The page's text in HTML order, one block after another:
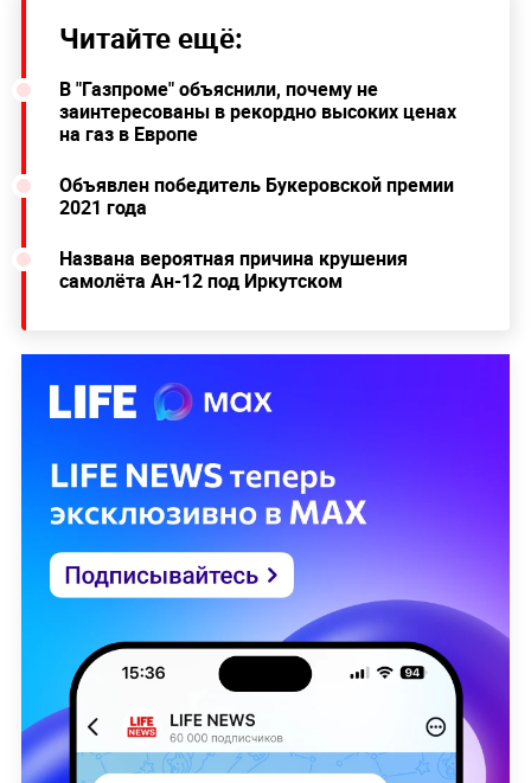
Читайте ещё:
В "Газпроме" объяснили, почему не
заинтересованы в рекордно высоких ценах
на газ в Европе
Объявлен победитель Букеровской премии
2021 года
Названа вероятная причина крушения
самолёта Ан-12 под Иркутском